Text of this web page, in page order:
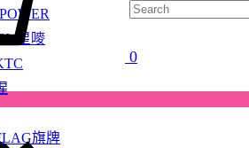
星嘜
旗牌
0